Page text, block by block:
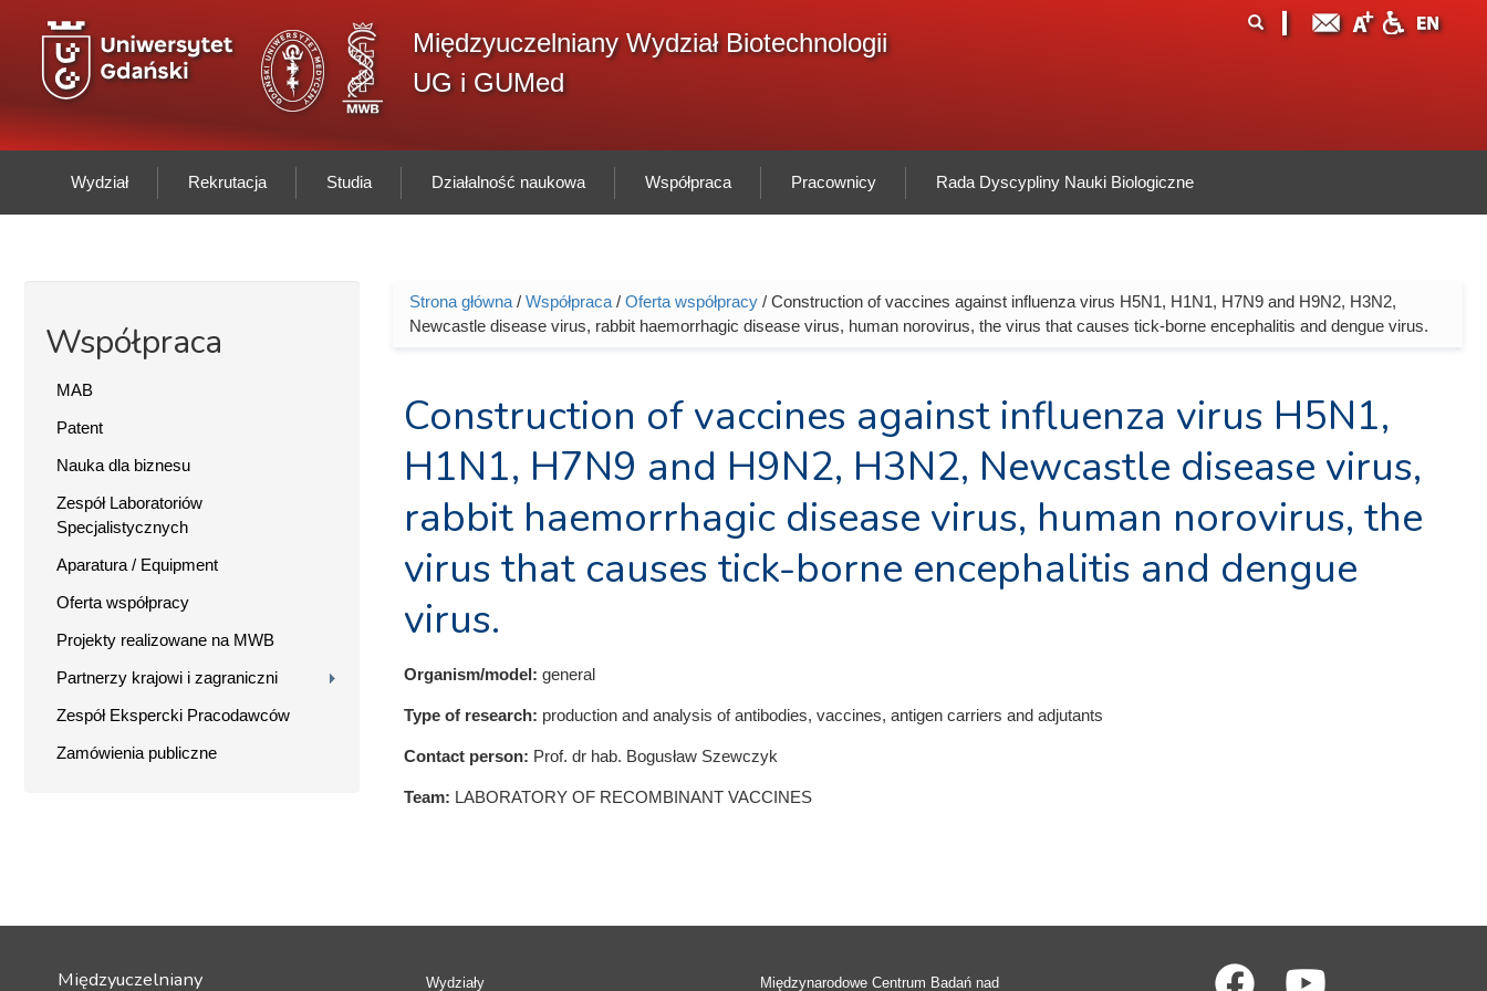
Międzyuczelniany Wydział Biotechnologii
UG i GUMed
Wydział Rekrutacja Studia Działalność naukowa Współpraca Pracownicy Rada Dyscypliny Nauki Biologiczne
Współpraca
MAB
Patent
Nauka dla biznesu
Zespół Laboratoriów
Specjalistycznych
Aparatura / Equipment
Oferta współpracy
Projekty realizowane na MWB
Partnerzy krajowi i zagraniczni
Zespół Ekspercki Pracodawców
Zamówienia publiczne
Jesteś tutaj
Strona główna/ Współpraca/ Oferta współpracy/ Construction of vaccines against influenza virus H5N1, H1N1, H7N9 and H9N2, H3N2,
Newcastle disease virus, rabbit haemorrhagic disease virus, human norovirus, the virus that causes tick-borne encephalitis and dengue virus.
Construction of vaccines against influenza virus H5N1,
H1N1, H7N9 and H9N2, H3N2, Newcastle disease virus,
rabbit haemorrhagic disease virus, human norovirus, the
virus that causes tick-borne encephalitis and dengue
virus.
Organism/model: general
Type of research: production and analysis of antibodies, vaccines, antigen carriers and adjutants
Contact person: Prof. dr hab. Bogusław Szewczyk
Team: LABORATORY OF RECOMBINANT VACCINES
Międzyuczelniany Wydziały Międzynarodowe Centrum Badań nad